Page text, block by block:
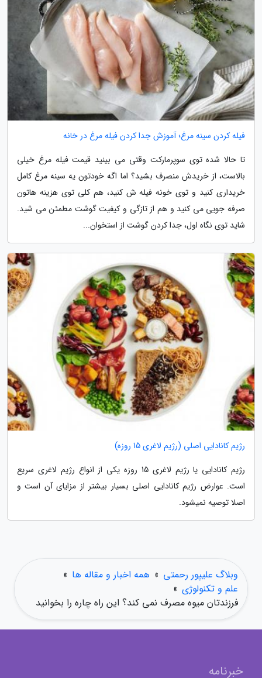
فیله کردن سینه مرغ؛ آموزش جدا کردن فیله مرغ در خانه
تا حالا شده توی سوپرمارکت وقتی می بینید قیمت فیله مرغ خیلی
بالاست، از خریدش منصرف بشید؟ اما اگه خودتون یه سینه مرغ کامل
خریداری کنید و توی خونه فیله ش کنید، هم کلی توی هزینه هاتون
صرفه جویی می کنید و هم از تازگی و کیفیت گوشت مطمئن می شید.
شاید توی نگاه اول، جدا کردن گوشت از استخوان...
رژیم کانادایی اصلی (رژیم لاغری 15 روزه)
رژیم کانادایی یا رژیم لاغری 15 روزه یکی از انواع رژیم لاغری سریع
است. عوارض رژیم کانادایی اصلی بسیار بیشتر از مزایای آن است و
اصلا توصیه نمیشود.
وبلاگ علیپور رحمتی » همه اخبار و مقاله ها »
علم و تکنولوژی »
فرزندتان میوه مصرف نمی کند؟ این راه چاره را بخوانید
خبرنامه